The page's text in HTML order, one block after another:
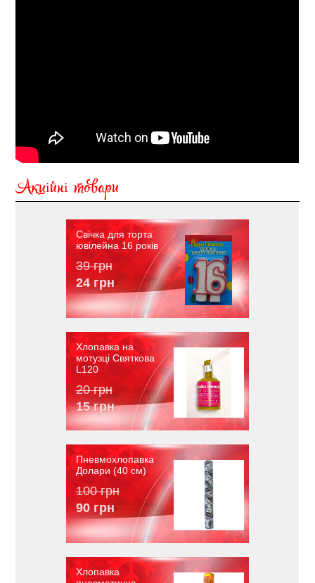
Акційні товари
Свічка для торта
ювілейна 16 років
39 грн
24 грн
Хлопавка на
мотузці Святкова
L120
20 грн
15 грн
Пневмохлопавка
Долари (40 см)
100 грн
90 грн
Хлопавка